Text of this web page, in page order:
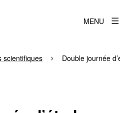
MENU
scientifiques Double journée